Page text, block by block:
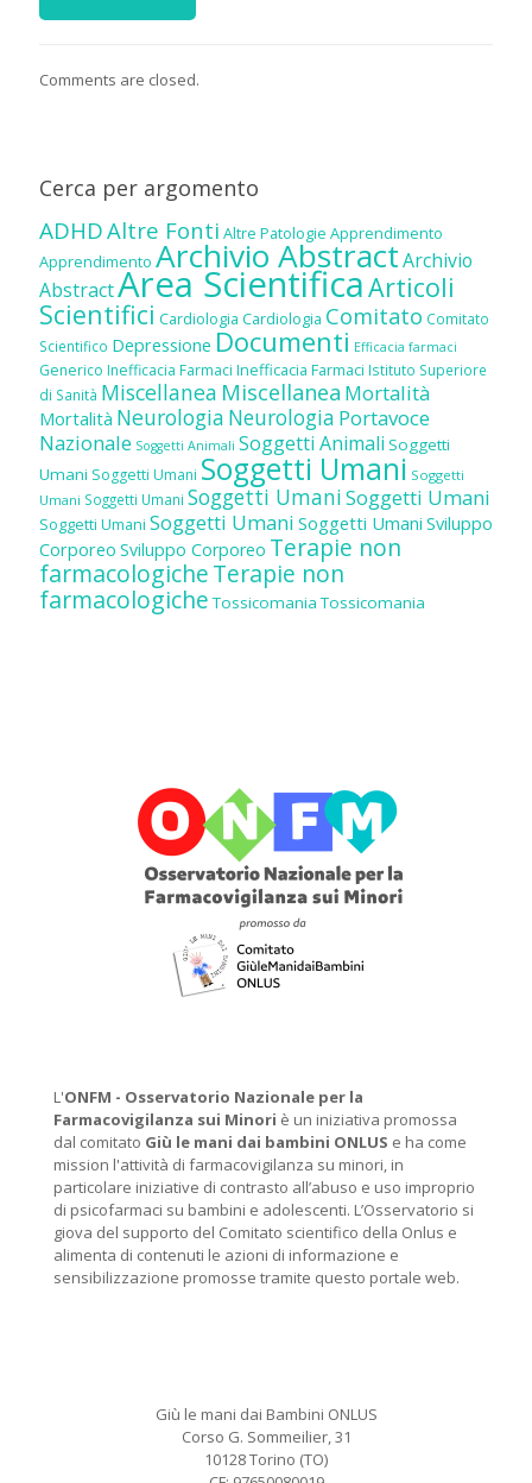
Comments are closed.
Cerca per argomento
ADHDAltre Fonti Altre Patologie Apprendimento
Apprendimento Archivio AbstractArchivio
AbstractArea ScientificaArticoli
Scientifici Cardiologia Cardiologia Comitato Comitato
Scientifico Depressione Documenti Efficacia farmaci
Generico Inefficacia Farmaci Inefficacia Farmaci Istituto Superiore
di Sanità Miscellanea Miscellanea Mortalità
Mortalità Neurologia Neurologia Portavoce
Nazionale Soggetti Animali Soggetti Animali Soggetti
Umani Soggetti Umani Soggetti Umani Soggetti
Umani Soggetti Umani Soggetti UmaniSoggetti Umani
Soggetti Umani Soggetti Umani Soggetti Umani Sviluppo
Corporeo Sviluppo Corporeo Terapie non
farmacologicheTerapie non
farmacologiche Tossicomania Tossicomania
L'ONFM - Osservatorio Nazionale per la
Farmacovigilanza sui Minori è un iniziativa promossa
dal comitato Giù le mani dai bambini ONLUS e ha come
mission l'attività di farmacovigilanza su minori, in
particolare iniziative di contrasto all’abuso e uso improprio
di psicofarmaci su bambini e adolescenti. L’Osservatorio si
giova del supporto del Comitato scientifico della Onlus e
alimenta di contenuti le azioni di informazione e
sensibilizzazione promosse tramite questo portale web.
Giù le mani dai Bambini ONLUS
Corso G. Sommeilier, 31
10128 Torino (TO)